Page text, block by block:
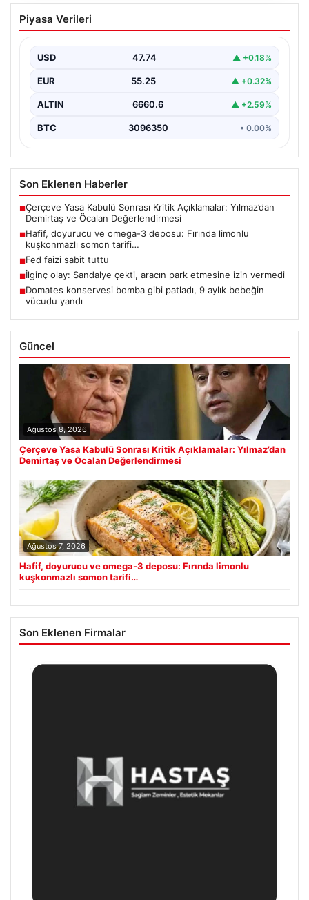
Hafif, doyurucu ve omega-3 deposu:
Fırında limonlu kuşkonmazlı somon
Piyasa Verileri
USD 47.74 ▲ +0.18%
EUR 55.25 ▲ +0.32%
ALTIN 6660.6 ▲ +2.59%
BTC 3096350 • 0.00%
Son Eklenen Haberler
■Çerçeve Yasa Kabulü Sonrası Kritik Açıklamalar: Yılmaz’dan
Demirtaş ve Öcalan Değerlendirmesi
■Hafif, doyurucu ve omega-3 deposu: Fırında limonlu
kuşkonmazlı somon tarifi…
■Fed faizi sabit tuttu
■İlginç olay: Sandalye çekti, aracın park etmesine izin vermedi
■Domates konservesi bomba gibi patladı, 9 aylık bebeğin
vücudu yandı
Güncel
Ağustos 8, 2026
Çerçeve Yasa Kabulü Sonrası Kritik Açıklamalar: Yılmaz’dan
Demirtaş ve Öcalan Değerlendirmesi
Ağustos 7, 2026
Hafif, doyurucu ve omega-3 deposu: Fırında limonlu
kuşkonmazlı somon tarifi…
Son Eklenen Firmalar